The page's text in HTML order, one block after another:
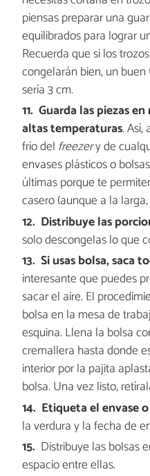
piensas preparar una
equilibrados para lograr
Recuerda que si los
congelarán bien, un
sería 3 cm.
Guarda las piezas
altas temperaturas.Así,
frío del freezery de
envases plásticos o
últimas porque te
casero (aunque a la
Distribuye las
solo descongelas lo que
Si usas bolsa, saca
interesante que puedes
sacar el aire. El
bolsa en la mesa de
esquina. Llena la bolsa
cremallera hasta donde
interior por la pajita
bolsa. Una vez listo,
Etiqueta el envase
la verdura y la fecha de
Distribuye las bolsas
espacio entre ellas.